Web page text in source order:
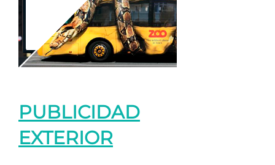
PUBLICIDAD
EXTERIOR